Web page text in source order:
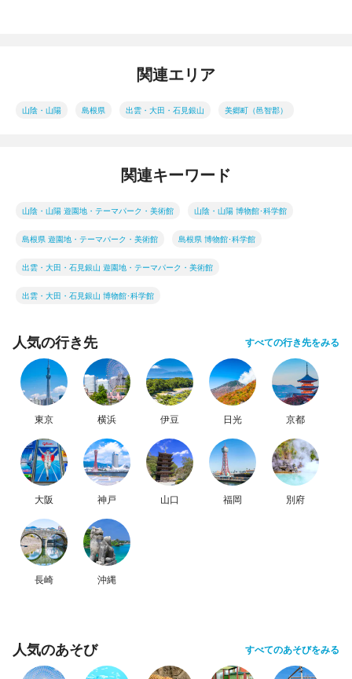
関連エリア
山陰・山陽 島根県 出雲・大田・石見銀山 美郷町（邑智郡）
関連キーワード
山陰・山陽 遊園地・テーマパーク・美術館 山陰・山陽 博物館･科学館
島根県 遊園地・テーマパーク・美術館 島根県 博物館･科学館
出雲・大田・石見銀山 遊園地・テーマパーク・美術館
出雲・大田・石見銀山 博物館･科学館
人気の行き先 すべての行き先をみる
東京 横浜 伊豆 日光 京都
大阪 神戸 山口 福岡 別府
長崎 沖縄
人気のあそび すべてのあそびをみる